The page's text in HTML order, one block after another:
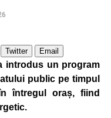
Twitter Email
introdus un program
public pe timpul
întregul oraș, fiind